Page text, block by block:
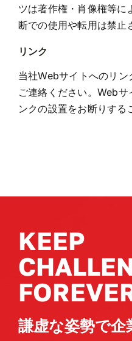
ツは著作権・肖像権等に
断での使用や転用は禁止
リンク
当社Webサイトへのリ
ご連絡ください。Webサ
ンクの設置をお断りする
KEEP
謙虚な姿勢で